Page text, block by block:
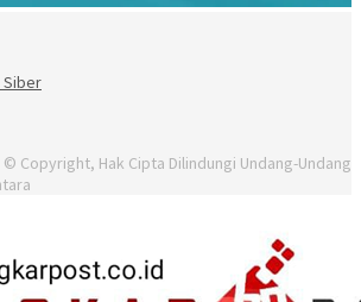
Siber
Copyright, Hak Cipta Dilindungi Undang-Undang